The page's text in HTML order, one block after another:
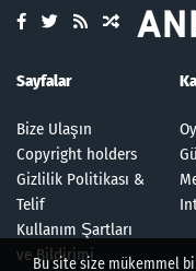
Sayfalar
Bize Ulaşın
Copyright holders
Gizlilik Politikası &
Telif
Kullanım Şartları
ve Bildirimi
Bu site size mükemmel